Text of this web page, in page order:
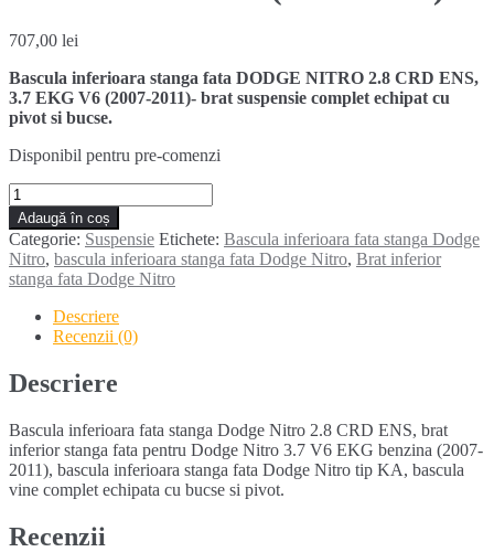
707,00 lei
Bascula inferioara stanga fata DODGE NITRO 2.8 CRD ENS,
3.7 EKG V6 (2007-2011)- brat suspensie complet echipat cu
pivot si bucse.
Disponibil pentru pre-comenzi
Cantitate
Bascula
inferioara
fata
stanga
DODGE
NITRO
(2007-
Adaugă în coș
Categorie: Suspensie Etichete: Bascula inferioara fata stanga Dodge
Nitro, bascula inferioara stanga fata Dodge Nitro, Brat inferior
stanga fata Dodge Nitro
Descriere
Recenzii (0)
Descriere
Bascula inferioara fata stanga Dodge Nitro 2.8 CRD ENS, brat
inferior stanga fata pentru Dodge Nitro 3.7 V6 EKG benzina (2007-
2011), bascula inferioara stanga fata Dodge Nitro tip KA, bascula
vine complet echipata cu bucse si pivot.
Recenzii